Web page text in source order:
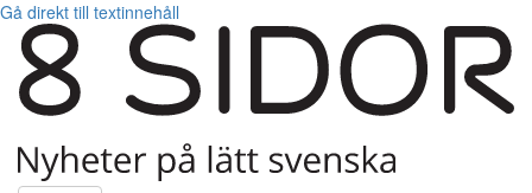
Gå direkt till textinnehåll